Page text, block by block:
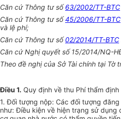
Căn cứ Thông tư số63/2002/TT-BTC
Căn cứ Thông tư số45/2006/TT-BTC
và lệ phí;
Căn cứ Thông tư số02/2014/TT-BTC
Căn cứ Nghị quyết số 15/2014/NQ-
Theo đề nghị của Sở Tài chính tại Tờ
Điều 1. Quy định về thu Phí thẩm
1. Đối tượng nộp: Các đối tượng
như: Điều kiện về hiện trạng sử